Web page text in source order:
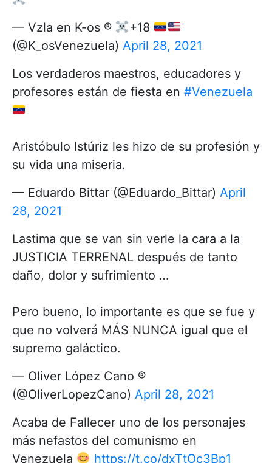
— Vzla en K-os ®
+18
(@K_osVenezuela) April 28, 2021
Los verdaderos maestros, educadores y
profesores están de fiesta en #Venezuela
Aristóbulo Istúriz les hizo de su profesión y
su vida una miseria.
— Eduardo Bittar (@Eduardo_Bittar) April
28, 2021
Lastima que se van sin verle la cara a la
JUSTICIA TERRENAL después de tanto
daño, dolor y sufrimiento …
Pero bueno, lo importante es que se fue y
que no volverá MÁS NUNCA igual que el
supremo galáctico.
— Oliver López Cano ®
(@OliverLopezCano) April 28, 2021
Acaba de Fallecer uno de los personajes
más nefastos del comunismo en
Venezuela
https://t.co/dxTtOc3Bp1